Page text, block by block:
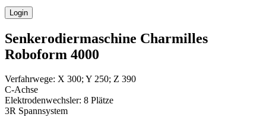
Senkerodiermaschine Charmilles
Roboform 4000
Verfahrwege: X 300; Y 250; Z 390
C-Achse
Elektrodenwechsler: 8 Plätze
3R Spannsystem